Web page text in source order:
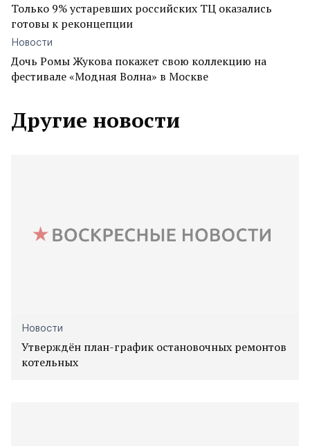
Только 9% устаревших российских ТЦ оказались
готовы к реконцепции
Новости
Дочь Ромы Жукова покажет свою коллекцию на
фестивале «Модная Волна» в Москве
Другие новости
Новости
Утверждён план-график остановочных ремонтов
котельных